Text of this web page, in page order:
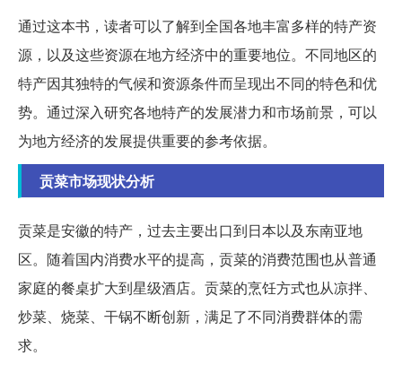
通过这本书，读者可以了解到全国各地丰富多样的特产资
源，以及这些资源在地方经济中的重要地位。不同地区的
特产因其独特的气候和资源条件而呈现出不同的特色和优
势。通过深入研究各地特产的发展潜力和市场前景，可以
为地方经济的发展提供重要的参考依据。
贡菜市场现状分析
贡菜是安徽的特产，过去主要出口到日本以及东南亚地
区。随着国内消费水平的提高，贡菜的消费范围也从普通
家庭的餐桌扩大到星级酒店。贡菜的烹饪方式也从凉拌、
炒菜、烧菜、干锅不断创新，满足了不同消费群体的需
求。